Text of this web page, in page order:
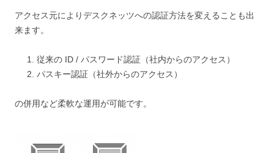
アクセス元によりデスクネッツへの認証方法を変えることも出
来ます。
従来の ID / パスワード認証（社内からのアクセス）
パスキー認証（社外からのアクセス）
の併用など柔軟な運用が可能です。